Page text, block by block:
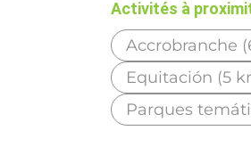
Activités à
Accrobranche
Equitación (5
Parques